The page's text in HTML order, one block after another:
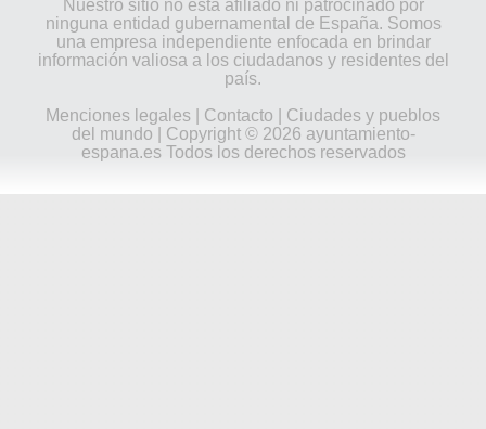
Nuestro sitio no está afiliado ni patrocinado por
ninguna entidad gubernamental de España. Somos
una empresa independiente enfocada en brindar
información valiosa a los ciudadanos y residentes del
país.
Menciones legales
Contacto
Ciudades y pueblos
del mundo | Copyright © 2026 ayuntamiento-
espana.es Todos los derechos reservados